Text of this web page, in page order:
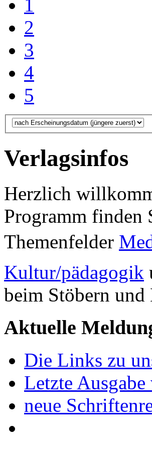
1
2
3
4
5
Verlagsinfos
Herzlich
Programm finden
Themenfelder
Kultur/pädagogik
beim Stöbern und
Aktuelle
Die Links zu
Letzte
neue